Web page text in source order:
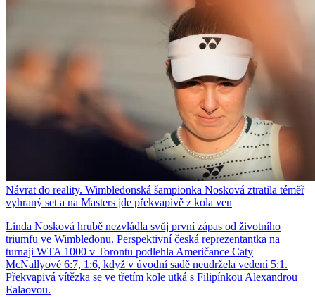
Návrat do reality. Wimbledonská šampionka Nosková ztratila téměř
vyhraný set a na Masters jde překvapivě z kola ven
Linda Nosková hrubě nezvládla svůj první zápas od životního
triumfu ve Wimbledonu. Perspektivní česká reprezentantka na
turnaji WTA 1000 v Torontu podlehla Američance Caty
McNallyové 6:7, 1:6, když v úvodní sadě neudržela vedení 5:1.
Překvapivá vítězka se ve třetím kole utká s Filipínkou Alexandrou
Ealaovou.